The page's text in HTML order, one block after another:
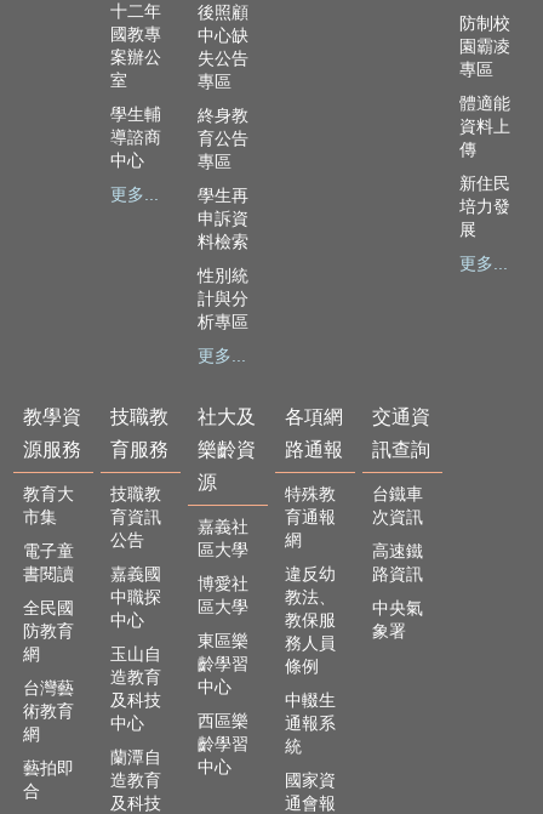
權
政
策
網
安
全
政
策
十二年
國教專
案辦公
室
學生輔
導諮商
中心
更多...
後照顧
中心缺
失公告
專區
終身教
育公告
專區
學生再
申訴資
料檢索
性別統
計與分
析專區
更多...
防制校
園霸凌
專區
體適能
資料上
傳
新住民
培力發
展
更多...
教學資
源服務
教育大
市集
電子童
書閱讀
全民國
防教育
網
台灣藝
術教育
網
藝拍即
合
技職教
育服務
技職教
育資訊
公告
嘉義國
中職探
中心
玉山自
造教育
及科技
中心
蘭潭自
造教育
及科技
社大及
樂齡資
源
嘉義社
區大學
博愛社
區大學
東區樂
齡學習
中心
西區樂
齡學習
中心
各項網
路通報
特殊教
育通報
網
違反幼
教法、
教保服
務人員
條例
中輟生
通報系
統
國家資
通會報
交通資
訊查詢
台鐵車
次資訊
高速鐵
路資訊
中央氣
象署